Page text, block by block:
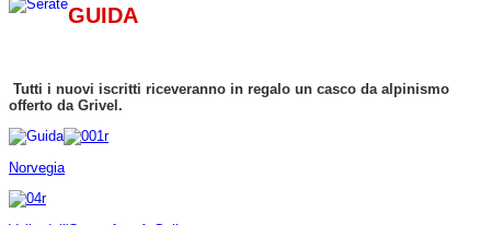
GUIDA
Tutti i nuovi iscritti riceveranno in regalo un casco da alpinismo
offerto da Grivel.
Norvegia